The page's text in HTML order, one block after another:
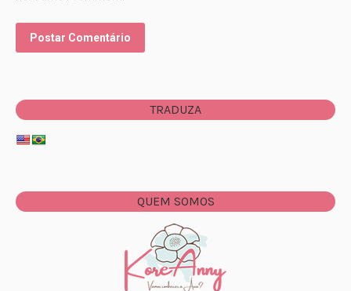
Postar Comentário
TRADUZA
QUEM SOMOS